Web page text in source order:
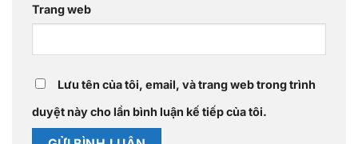
Trang web
Lưu tên của tôi, email, và trang web trong trình
duyệt này cho lần bình luận kế tiếp của tôi.